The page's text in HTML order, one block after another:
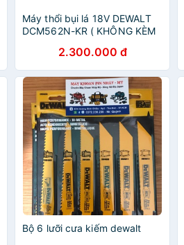
Máy thổi bụi lá 18V DEWALT
DCM562N-KR ( KHÔNG KÈM
2.300.000 đ
Bộ 6 lưỡi cưa kiếm dewalt